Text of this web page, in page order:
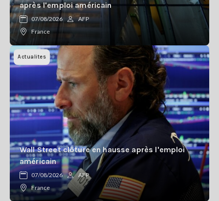
après l'emploi américain
07/08/2026
AFP
France
Actualites
Wall Street clôture en hausse après l'emploi
américain
07/08/2026
AFP
France